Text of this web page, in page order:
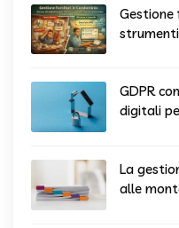
Gestione
GDPR
digitali
La
alle